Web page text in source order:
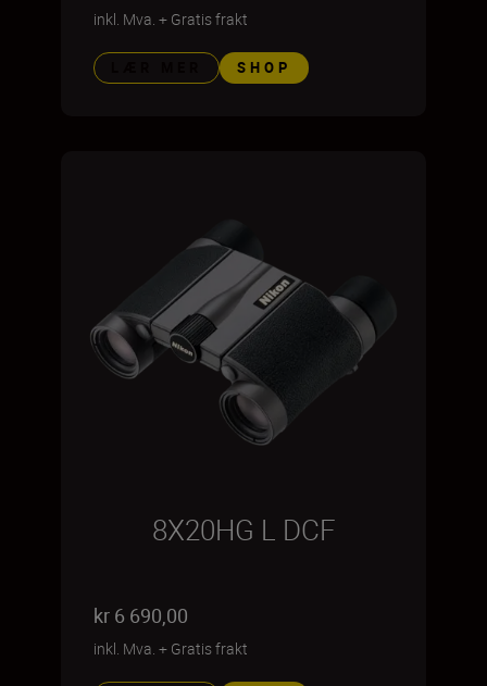
inkl. Mva. + Gratis frakt
SHOP
8X20HG L DCF
kr 6 690,00
inkl. Mva. + Gratis frakt